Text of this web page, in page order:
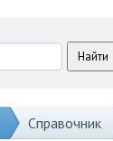
Справочник